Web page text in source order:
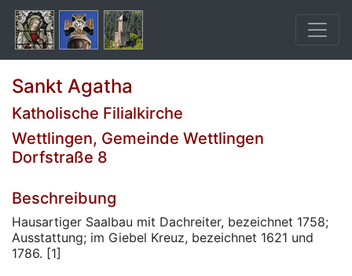
Sankt Agatha
Katholische Filialkirche
Wettlingen, Gemeinde Wettlingen
Dorfstraße 8
Beschreibung
Hausartiger Saalbau mit Dachreiter, bezeichnet 1758;
Ausstattung; im Giebel Kreuz, bezeichnet 1621 und
1786. [1]